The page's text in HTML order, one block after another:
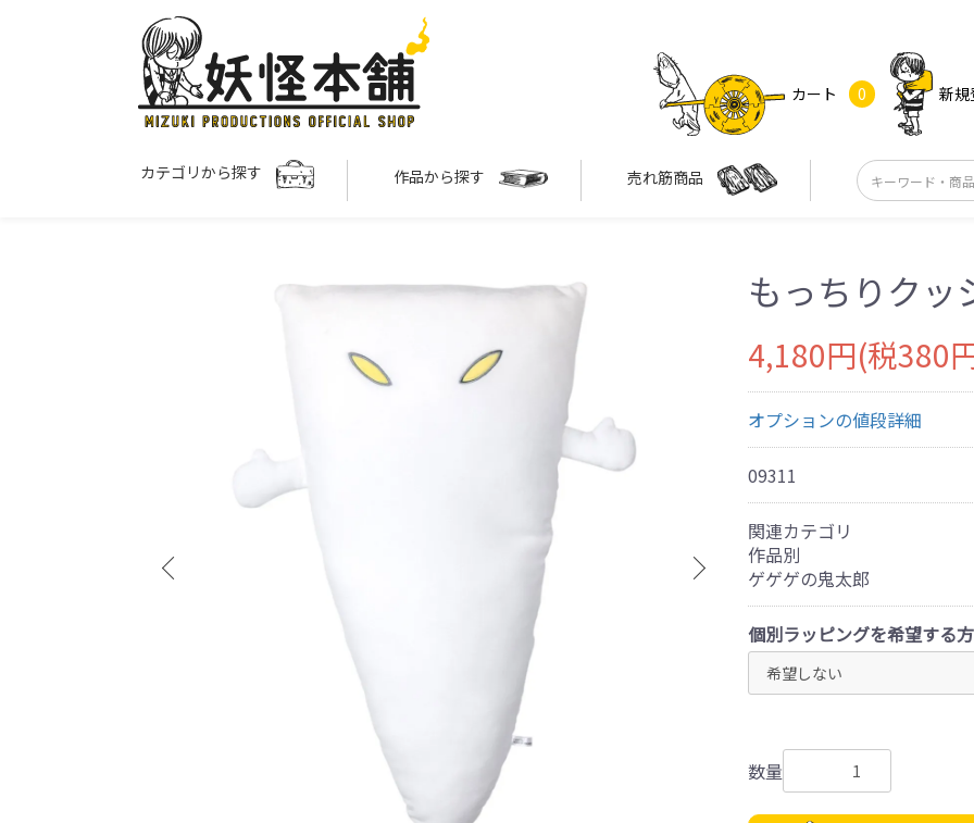
カート 0 新規
カテゴリから探す 作品から探す 売れ筋商品
もっちりクッ
4,180円(税380
オプションの値段詳細
09311
関連カテゴリ
作品別
ゲゲゲの鬼太郎
個別ラッピングを希望する
数量